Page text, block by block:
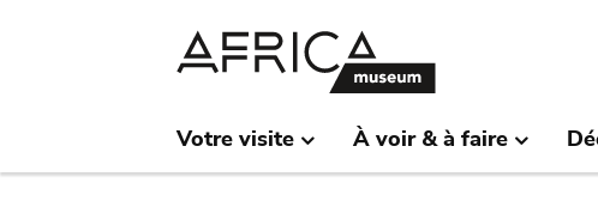
Votre visite À voir & à faire